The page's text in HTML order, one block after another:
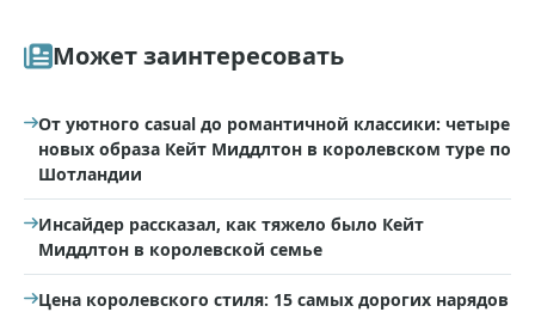
Может заинтересовать
От уютного casual до романтичной классики: четыре
новых образа Кейт Миддлтон в королевском туре по
Шотландии
Инсайдер рассказал, как тяжело было Кейт
Миддлтон в королевской семье
Цена королевского стиля: 15 самых дорогих нарядов